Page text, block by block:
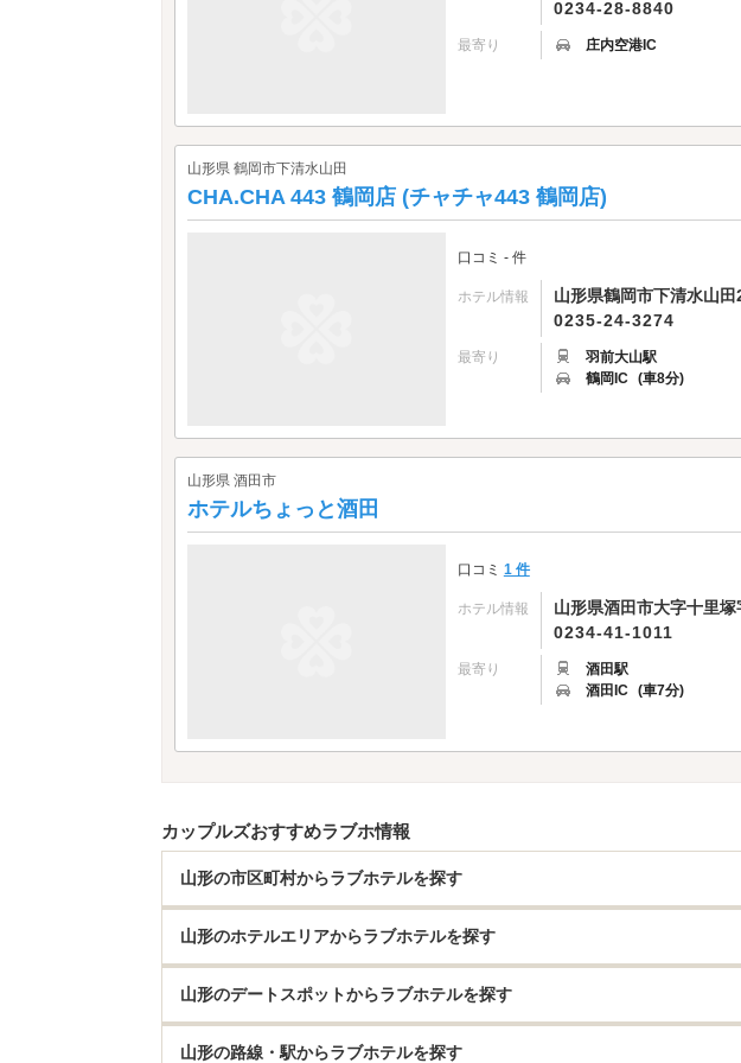
0234-28-8840
最寄り 庄内空港IC
山形県 鶴岡市下清水山田
CHA.CHA 443 鶴岡店 (チャチャ443 鶴岡店)
口コミ - 件
ホテル情報
山形県鶴岡市下清水山
0235-24-3274
最寄り
羽前大山駅
鶴岡IC (車8分)
山形県 酒田市
ホテルちょっと酒田
口コミ 1 件
ホテル情報
山形県酒田市大字十里
0234-41-1011
最寄り
酒田駅
酒田IC (車7分)
カップルズおすすめラブホ情報
山形の市区町村からラブホテルを探す
山形のホテルエリアからラブホテルを探す
山形のデートスポットからラブホテルを探す
山形の路線・駅からラブホテルを探す